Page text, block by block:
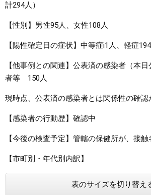
計294人）
【性別】男性95人、女性108人
【陽性確定日の症状】中等症i1人、軽症
【他事例との関連】公表済の感染者（本
者等 150人
現時点、公表済の感染者とは関係性の確
【感染者の行動歴】確認中
【今後の検査予定】管轄の保健所が、接
【市町別・年代別内訳】 ​​
表のサイズを切り替え